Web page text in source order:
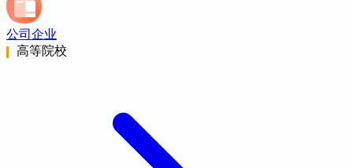
公司企业
高等院校